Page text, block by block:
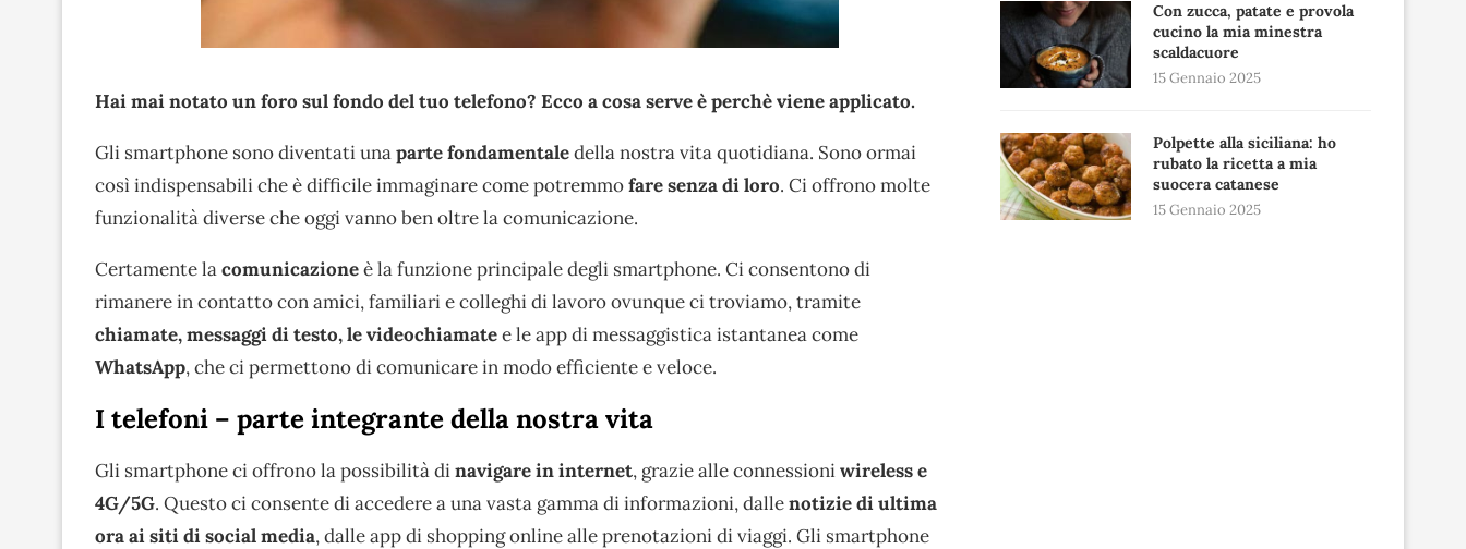
Hai mai notato un foro sul fondo del tuo telefono? Ecco a cosa serve è perchè viene applicato.
Gli smartphone sono diventati unaparte fondamentaledella nostra vita quotidiana. Sono ormai
così indispensabili che è difficile immaginare come potremmofare senza di loro. Ci offrono molte
funzionalità diverse che oggi vanno ben oltre la comunicazione.
Certamente lacomunicazioneè la funzione principale degli smartphone. Ci consentono di
rimanere in contatto con amici, familiari e colleghi di lavoro ovunque ci troviamo, tramite
chiamate, messaggi di testo, le videochiamatee le app di messaggistica istantanea come
WhatsApp, che ci permettono di comunicare in modo efficiente e veloce.
I telefoni – parte integrante della nostra vita
Gli smartphone ci offrono la possibilità dinavigare in internet, grazie alle connessioniwireless e
4G/5G. Questo ci consente di accedere a una vasta gamma di informazioni, dallenotizie di ultima
ora ai siti di social media, dalle app di shopping online alle prenotazioni di viaggi. Gli smartphone
Con zucca, patate e provola
cucino la mia minestra
scaldacuore
15 Gennaio 2025
Polpette alla siciliana: ho
rubato la ricetta a mia
suocera catanese
15 Gennaio 2025